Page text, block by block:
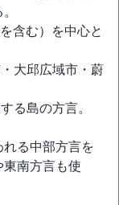
含む）を中心と
大邱広域市・蔚
る島の方言。
る中部方言を
南方言も使